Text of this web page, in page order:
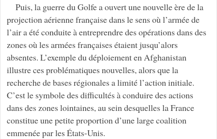
Puis, la guerre du Golfe a ouvert une nouvelle ère de la
projection aérienne française dans le sens où l’armée de
l’air a été conduite à entreprendre des opérations dans des
zones où les armées françaises étaient jusqu’alors
absentes. L’exemple du déploiement en Afghanistan
illustre ces problématiques nouvelles, alors que la
recherche de bases régionales a limité l’action initiale.
C’est le symbole des difficultés à conduire des actions
dans des zones lointaines, au sein desquelles la France
constitue une petite proportion d’une large coalition
emmenée par les États-Unis.